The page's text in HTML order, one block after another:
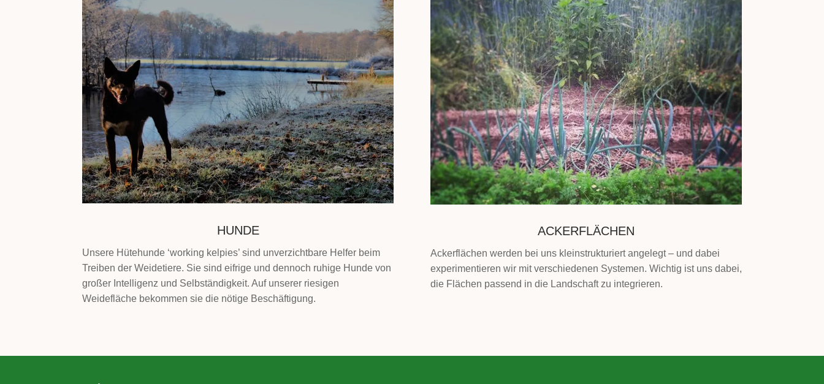
HUNDE
Unsere Hütehunde ‘working kelpies’ sind unverzichtbare Helfer beim
Treiben der Weidetiere. Sie sind eifrige und dennoch ruhige Hunde von
großer Intelligenz und Selbständigkeit. Auf unserer riesigen
Weidefläche bekommen sie die nötige Beschäftigung.
ACKERFLÄCHEN
Ackerflächen werden bei uns kleinstrukturiert angelegt – und dabei
experimentieren wir mit verschiedenen Systemen. Wichtig ist uns dabei,
die Flächen passend in die Landschaft zu integrieren.